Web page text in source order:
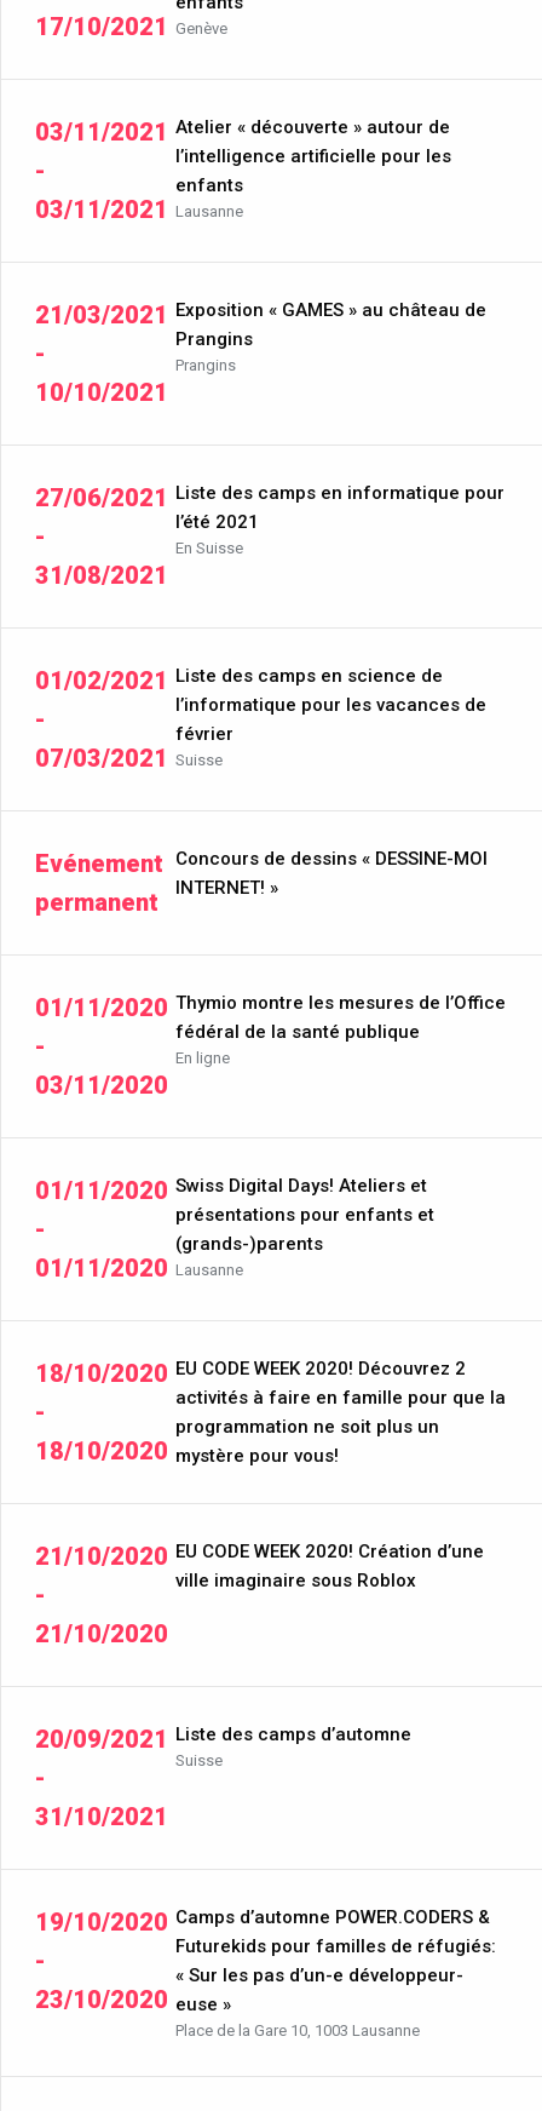
17/10/2021
Genève
03/11/2021
-
03/11/2021
Atelier « découverte » autour de
l’intelligence artificielle pour les
enfants
Lausanne
21/03/2021
-
10/10/2021
Exposition « GAMES » au château de
Prangins
Prangins
27/06/2021
-
31/08/2021
Liste des camps en informatique pour
l’été 2021
En Suisse
01/02/2021
-
07/03/2021
Liste des camps en science de
l’informatique pour les vacances de
février
Suisse
Evénement
permanent
Concours de dessins « DESSINE-MOI
INTERNET! »
01/11/2020
-
03/11/2020
Thymio montre les mesures de l’Office
fédéral de la santé publique
En ligne
01/11/2020
-
01/11/2020
Swiss Digital Days! Ateliers et
présentations pour enfants et
(grands-)parents
Lausanne
18/10/2020
-
18/10/2020
EU CODE WEEK 2020! Découvrez 2
activités à faire en famille pour que la
programmation ne soit plus un
mystère pour vous!
21/10/2020
-
21/10/2020
EU CODE WEEK 2020! Création d’une
ville imaginaire sous Roblox
20/09/2021
-
31/10/2021
Liste des camps d’automne
Suisse
19/10/2020
-
23/10/2020
Camps d’automne POWER.CODERS &
Futurekids pour familles de réfugiés:
« Sur les pas d’un-e développeur-
euse »
Place de la Gare 10, 1003 Lausanne